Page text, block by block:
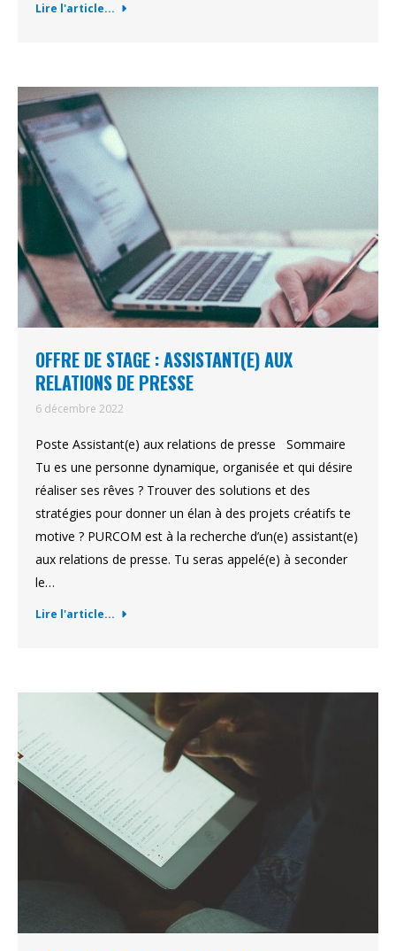
Lire l'article...
OFFRE DE STAGE : ASSISTANT(E) AUX
RELATIONS DE PRESSE
6 décembre 2022
Poste Assistant(e) aux relations de presse Sommaire
Tu es une personne dynamique, organisée et qui désire
réaliser ses rêves ? Trouver des solutions et des
stratégies pour donner un élan à des projets créatifs te
motive ? PURCOM est à la recherche d’un(e) assistant(e)
aux relations de presse. Tu seras appelé(e) à seconder
le…
Lire l'article...